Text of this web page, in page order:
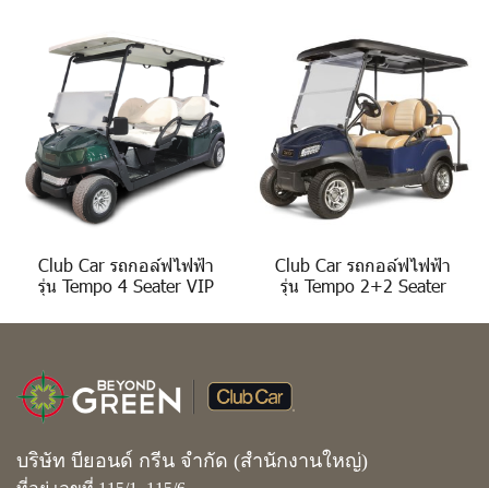
Club Car รถกอล์ฟไฟฟ้า
รุ่น Tempo 4 Seater VIP
Club Car รถกอล์ฟไฟฟ้า
รุ่น Tempo 2+2 Seater
บริษัท บียอนด์ กรีน จำกัด (สำนักงานใหญ่)